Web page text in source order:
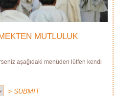
MUTLULUK
aşağıdaki menüden lütfen kendi
> SUBMIT